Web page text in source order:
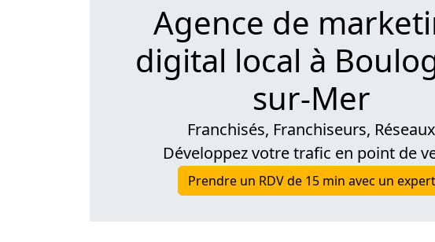
Agence de
digital local à
sur-Mer
Franchisés, Franchiseurs, Réseaux
Développez votre trafic en point de
Prendre un RDV de 15 min avec un expert